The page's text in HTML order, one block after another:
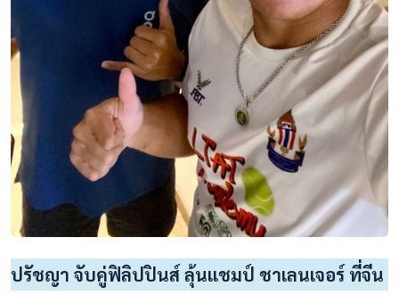
ปรัชญา จับคู่ฟิลิปปินส์ ลุ้นแชมป์ ชาเลนเจอร์ ที่จีน